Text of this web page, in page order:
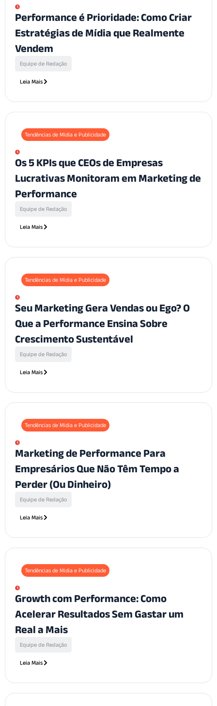
Performance é Prioridade: Como Criar
Estratégias de Mídia que Realmente
Vendem
Equipe de Redação
Leia Mais
Tendências de Mídia e Publicidade
Os 5 KPIs que CEOs de Empresas
Lucrativas Monitoram em Marketing de
Performance
Equipe de Redação
Leia Mais
Tendências de Mídia e Publicidade
Seu Marketing Gera Vendas ou Ego? O
Que a Performance Ensina Sobre
Crescimento Sustentável
Equipe de Redação
Leia Mais
Tendências de Mídia e Publicidade
Marketing de Performance Para
Empresários Que Não Têm Tempo a
Perder (Ou Dinheiro)
Equipe de Redação
Leia Mais
Tendências de Mídia e Publicidade
Growth com Performance: Como
Acelerar Resultados Sem Gastar um
Real a Mais
Equipe de Redação
Leia Mais